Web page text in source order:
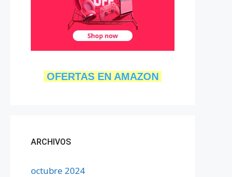
OFERTAS EN AMAZON
ARCHIVOS
octubre 2024